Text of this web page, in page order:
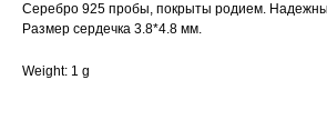
Серебро 925 пробы, покрыты родием.
Размер сердечка 3.8*4.8 мм.
Weight: 1 g